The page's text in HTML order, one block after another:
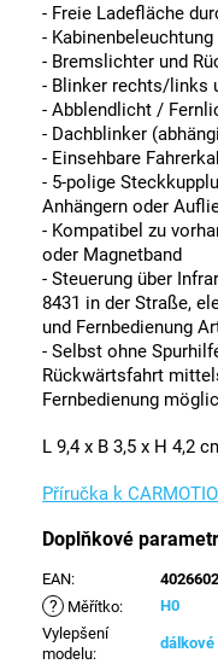
- Freie Ladefläche
- Kabinenbeleuchtung
- Bremslichter und
- Blinker rechts/links
- Abblendlicht /
- Dachblinker
- Einsehbare
- 5-polige
Anhängern oder
- Kompatibel zu
oder Magnetband
- Steuerung über
8431 in der Straße,
und Fernbedienung
- Selbst ohne
Rückwärtsfahrt
Fernbedienung
L 9,4 x B 3,5 x H 4,2
Příručka k
Doplňkové
EAN:
? Měřítko:
H0
Vylepšení
modelu: